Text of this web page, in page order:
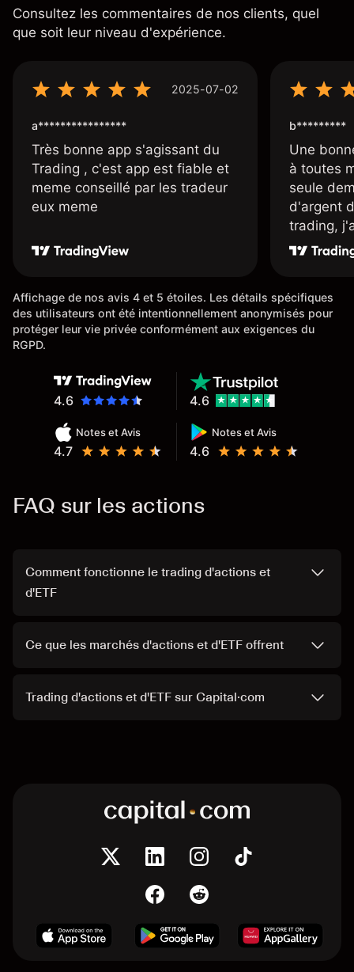
Consultez les commentaires de nos clients, quel
que soit leur niveau d'expérience.
2025-07-02
a****************
Très bonne app s'agissant du
Trading , c'est app est fiable et
meme conseillé par les tradeur
eux meme
b*********
Une
à toutes
seule
d'argent
trading,
une carte
Affichage de nos avis 4 et 5 étoiles. Les détails spécifiques
des utilisateurs ont été intentionnellement anonymisés pour
protéger leur vie privée conformément aux exigences du
RGPD.
4.6
Notes et Avis
4.7
Notes et Avis
4.6
4.6
FAQ sur les actions
Comment fonctionne le trading d'actions et
d'ETF
Ce que les marchés d'actions et d'ETF offrent
Trading d'actions et d'ETF sur Capital·com